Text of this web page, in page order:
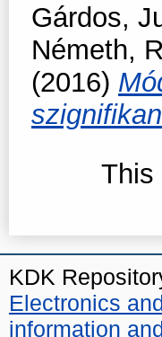
Gárdos,
Németh,
(2016)
This
KDK
Electronics
information